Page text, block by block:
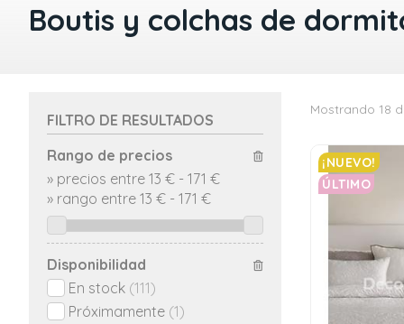
Boutis y colchas de
Mostrando 18
¡NUEVO!
ÚLTIMO
FILTRO DE RESULTADOS
Rango de precios
» precios entre 13 € - 171 €
» rango entre 13 € - 171 €
Disponibilidad
En stock (111)
Próximamente (1)